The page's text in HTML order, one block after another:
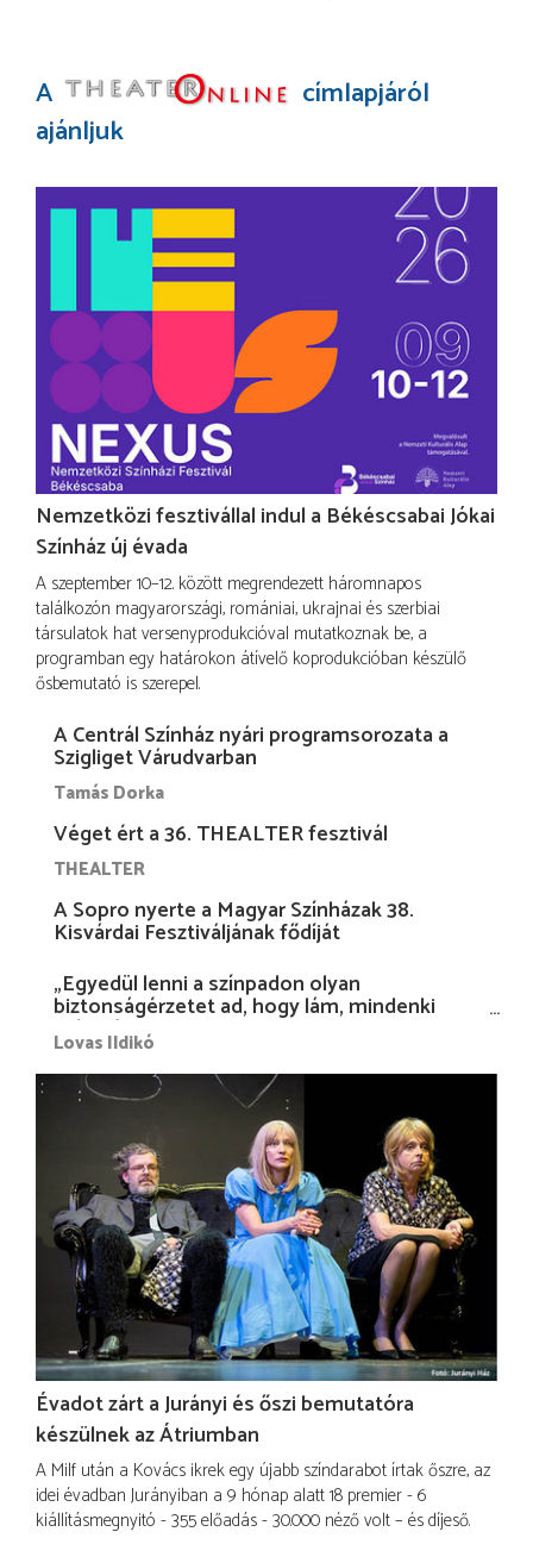
A
címlapjáról
ajánljuk
Nemzetközi fesztivállal indul a Békéscsabai Jókai
Színház új évada
A szeptember 10–12. között megrendezett háromnapos
találkozón magyarországi, romániai, ukrajnai és szerbiai
társulatok hat versenyprodukcióval mutatkoznak be, a
programban egy határokon átívelő koprodukcióban készülő
ősbemutató is szerepel.
A Centrál Színház nyári programsorozata a
Szigliget Várudvarban
Tamás Dorka
Véget ért a 36. THEALTER fesztivál
THEALTER
A Sopro nyerte a Magyar Színházak 38.
Kisvárdai Fesztiváljának fődíját
„Egyedül lenni a színpadon olyan
biztonságérzetet ad, hogy lám, mindenki
más nélkül is megvagyok magammal…”
Lovas Ildikó
Évadot zárt a Jurányi és őszi bemutatóra
készülnek az Átriumban
A Milf után a Kovács ikrek egy újabb színdarabot írtak őszre, az
idei évadban Jurányiban a 9 hónap alatt 18 premier - 6
kiállításmegnyitó - 355 előadás - 30.000 néző volt – és díjeső.